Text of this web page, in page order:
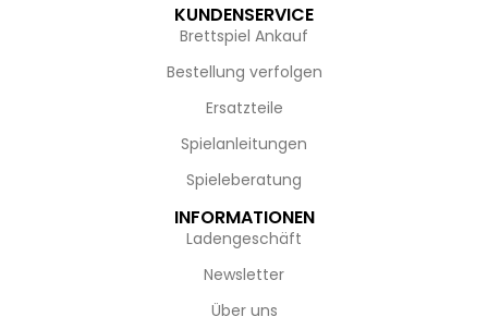
KUNDENSERVICE
Brettspiel Ankauf
Bestellung verfolgen
Ersatzteile
Spielanleitungen
Spieleberatung
INFORMATIONEN
Ladengeschäft
Newsletter
Über uns